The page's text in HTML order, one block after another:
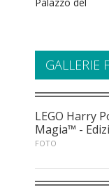
GALLERIE
LEGO Harry
Magia™ -
FOTO